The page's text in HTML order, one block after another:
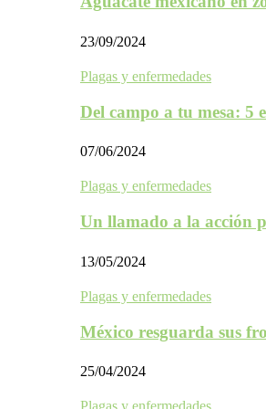
23/09/2024
Plagas y enfermedades
Del campo a tu mesa: 5
07/06/2024
Plagas y enfermedades
Un llamado a la acción
13/05/2024
Plagas y enfermedades
México resguarda sus
25/04/2024